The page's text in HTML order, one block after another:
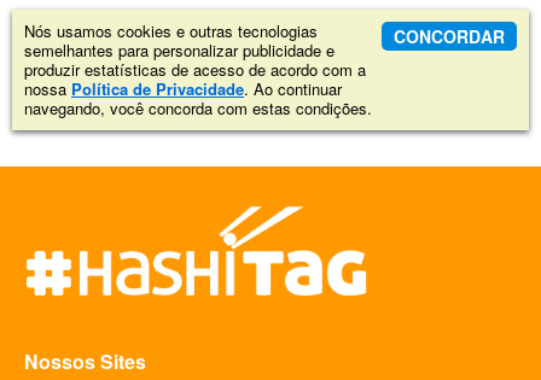
Nós usamos cookies e outras tecnologias
semelhantes para personalizar publicidade e
produzir estatísticas de acesso de acordo com a
nossa Política de Privacidade. Ao continuar
navegando, você concorda com estas condições.
CONCORDAR
Nossos Sites